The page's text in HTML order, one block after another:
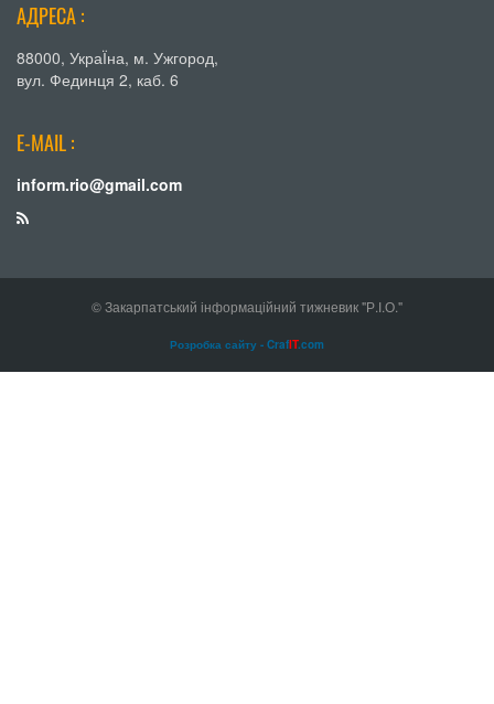
АДРЕСА :
88000, УкраЇна, м. Ужгород,
вул. Фединця 2, каб. 6
E-MAIL :
inform.rio@gmail.com
© Закарпатський інформаційний тижневик "Р.І.О."
Розробка сайту - CrafIT.com